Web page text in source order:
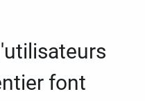
font